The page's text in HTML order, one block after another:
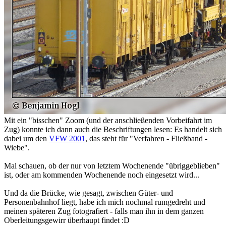
Mit ein "bisschen" Zoom (und der anschließenden Vorbeifahrt im
Zug) konnte ich dann auch die Beschriftungen lesen: Es handelt sich
dabei um den VFW 2001 , das steht für "Verfahren - Fließband -
Wiebe".
Mal schauen, ob der nur von letztem Wochenende "übriggeblieben"
ist, oder am kommenden Wochenende noch eingesetzt wird...
Und da die Brücke, wie gesagt, zwischen Güter- und
Personenbahnhof liegt, habe ich mich nochmal rumgedreht und
meinen späteren Zug fotografiert - falls man ihn in dem ganzen
Oberleitungsgewirr überhaupt findet :D